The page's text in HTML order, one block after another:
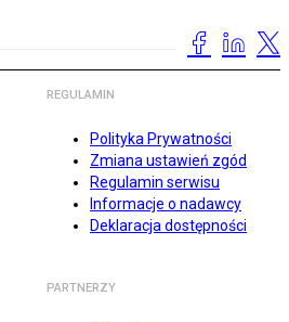
REGULAMIN
Polityka Prywatności
Zmiana ustawień zgód
Regulamin serwisu
Informacje o nadawcy
Deklaracja dostępności
PARTNERZY